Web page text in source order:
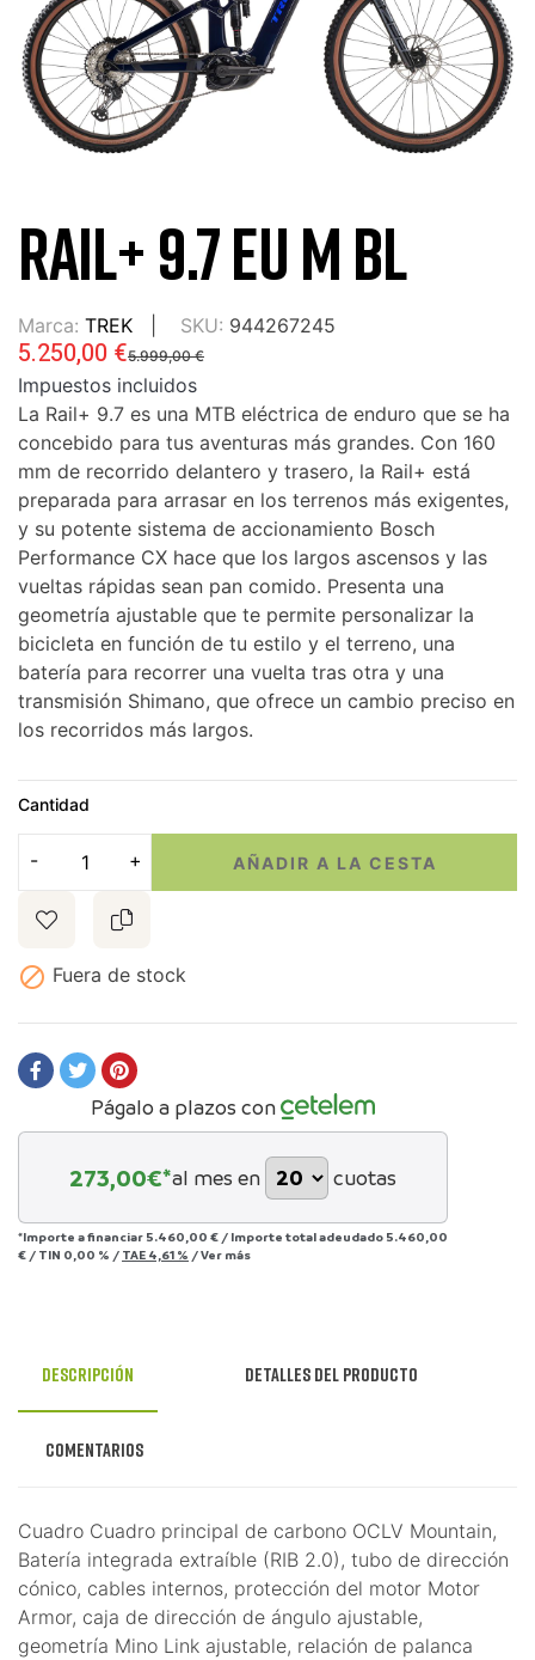
RAIL+ 9.7 EU M BL
Marca: TREK SKU: 944267245
5.999,00 €
5.250,00 €
Impuestos incluidos
La Rail+ 9.7 es una MTB eléctrica de enduro que se ha
concebido para tus aventuras más grandes. Con 160
mm de recorrido delantero y trasero, la Rail+ está
preparada para arrasar en los terrenos más exigentes,
y su potente sistema de accionamiento Bosch
Performance CX hace que los largos ascensos y las
vueltas rápidas sean pan comido. Presenta una
geometría ajustable que te permite personalizar la
bicicleta en función de tu estilo y el terreno, una
batería para recorrer una vuelta tras otra y una
transmisión Shimano, que ofrece un cambio preciso en
los recorridos más largos.
Cantidad
AÑADIR A LA CESTA
 Fuera de stock
Págalo a plazos con
273,00€*al mes en cuotas
*Importe a financiar 5.460,00 € / Importe total adeudado 5.460,00
€ / TIN 0,00 % / TAE 4,61 % /Ver más
Descripción Detalles del producto
Comentarios
Cuadro Cuadro principal de carbono OCLV Mountain,
Batería integrada extraíble (RIB 2.0), tubo de dirección
cónico, cables internos, protección del motor Motor
Armor, caja de dirección de ángulo ajustable,
geometría Mino Link ajustable, relación de palanca